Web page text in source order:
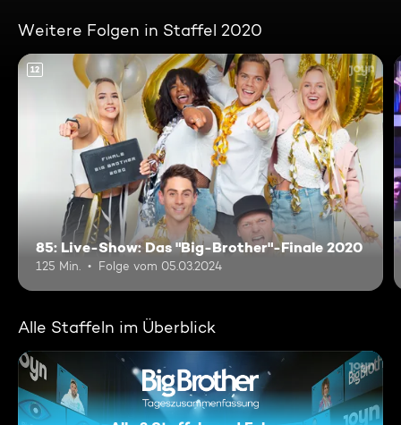
Weitere Folgen in Staffel 2020
12
85: Live-Show: Das "Big-Brother"-Finale 2020
125 Min. Folge vom 05.03.2024
Alle Staffeln im Überblick